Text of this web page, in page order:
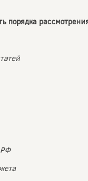
порядка
РФ